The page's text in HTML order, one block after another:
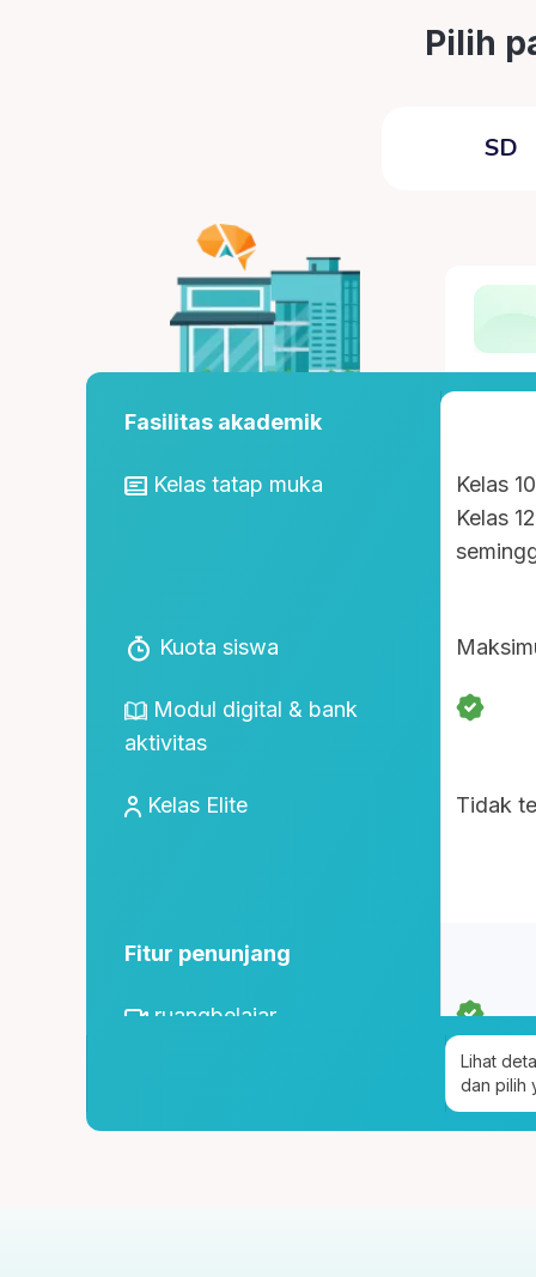
Pilih
SD
Fasilitas akademik
Kelas tatap muka
Kelas
Kelas
Kuota siswa
Modul digital & bank
aktivitas
Kelas Elite Tidak
Fitur penunjang
ruangbelajar
Konseling dan Kelas
Lihat
dan pilih